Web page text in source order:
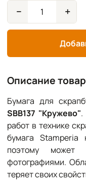
− +
Описание
Бумага для
SBB137 "Кружево".
работ в технике
бумага Stamperia
поэтому может
фотографиями.
теряет своих